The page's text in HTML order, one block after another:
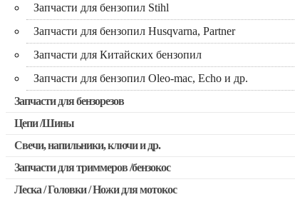
Запчасти для бензопил Stihl
Запчасти для бензопил Husqvarna, Partner
Запчасти для Китайских бензопил
Запчасти для бензопил Oleo-mac, Echo и др.
Запчасти для бензорезов
Цепи /Шины
Свечи, напильники, ключи и др.
Запчасти для триммеров /бензокос
Запчасти для Китайских триммеров
Леска / Головки / Ножи для мотокос